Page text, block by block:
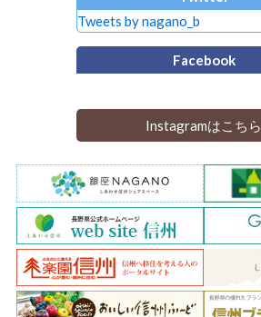
Tweets by nagano_b
Facebook
Instagramはこちら